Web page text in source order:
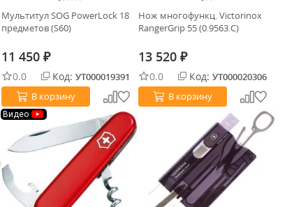
Мультитул SOG PowerLock 18
предметов (S60)
11 450 ₽
0.0 Код: УТ000019391
В корзину
Нож многофункц. Victorinox
RangerGrip 55 (0.9563.C)
13 520 ₽
0.0 Код: УТ000020306
В корзину
Видео